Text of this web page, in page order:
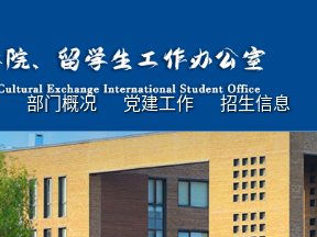
部门概况 党建工作 招生信息